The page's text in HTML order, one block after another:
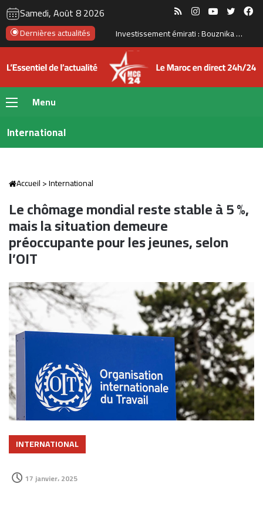
Samedi, Août 8 2026 RSS InstagramYouTube
Dernières actualités
Menu
International
Accueil>International
Le chômage mondial reste stable à 5 %,
mais la situation demeure
préoccupante pour les jeunes, selon
l’OIT
INTERNATIONAL
17 janvier، 2025